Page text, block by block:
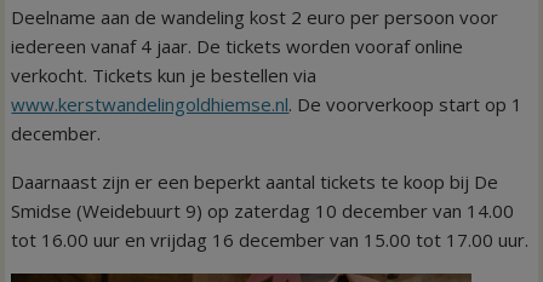
Deelname aan de wandeling kost 2 euro per persoon voor
iedereen vanaf 4 jaar. De tickets worden vooraf online
verkocht. Tickets kun je bestellen via
www.kerstwandelingoldhiemse.nl. De voorverkoop start op 1
december.
Daarnaast zijn er een beperkt aantal tickets te koop bij De
Smidse (Weidebuurt 9) op zaterdag 10 december van 14.00
tot 16.00 uur en vrijdag 16 december van 15.00 tot 17.00 uur.